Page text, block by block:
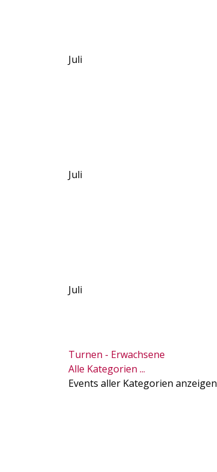
Juli
Juli
Juli
Turnen - Erwachsene
Alle Kategorien ...
Events aller Kategorien anzeigen